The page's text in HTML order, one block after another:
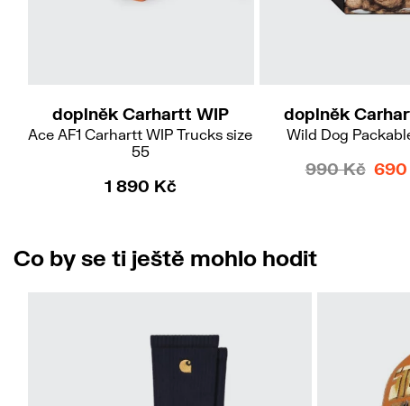
doplněk Carhartt WIP
Ace AF1 Carhartt WIP Trucks size
55
1 890 Kč
doplněk
Wild Dog
990 Kč 690
Co by se ti ještě mohlo hodit